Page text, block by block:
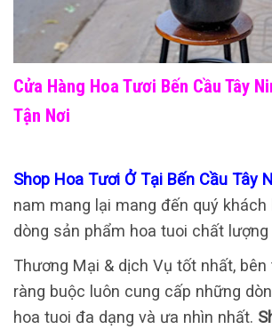
Cửa Hàng Hoa Tươi Bến Cầu Tây
Tận Nơi
Shop Hoa Tươi Ở Tại Bến Cầu Tây
nam mang lại mang đến quý khách
dòng sản phẩm hoa tuoi chất
Thương Mại & dịch Vụ tốt nhất,
ràng buộc luôn cung cấp những
hoa tuoi đa dạng và ưa nhìn nhất.